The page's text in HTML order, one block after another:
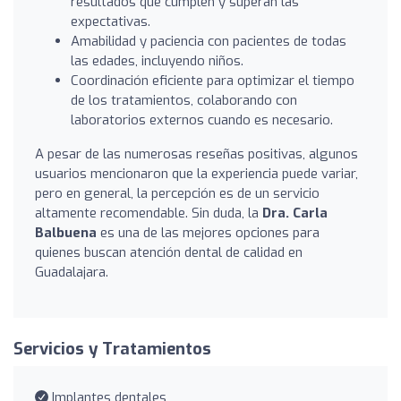
expectativas.
Amabilidad y paciencia con pacientes de todas
las edades, incluyendo niños.
Coordinación eficiente para optimizar el tiempo
de los tratamientos, colaborando con
laboratorios externos cuando es necesario.
A pesar de las numerosas reseñas positivas, algunos
usuarios mencionaron que la experiencia puede variar,
pero en general, la percepción es de un servicio
altamente recomendable. Sin duda, la Dra. Carla
Balbuena es una de las mejores opciones para
quienes buscan atención dental de calidad en
Guadalajara.
Servicios y Tratamientos
Implantes dentales